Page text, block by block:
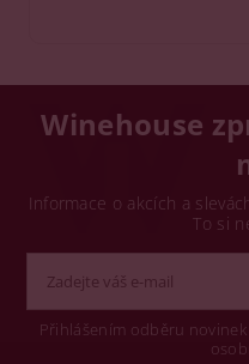
Winehouse
Informace o akcích a
To si
Přihlášením odběru